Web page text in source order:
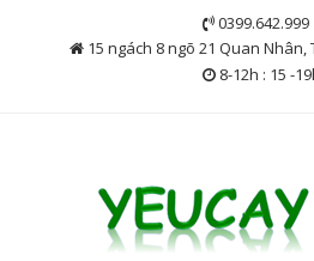
0399.642.999
15 ngách 8 ngõ 21 Quan Nhân,
8-12h : 15 -